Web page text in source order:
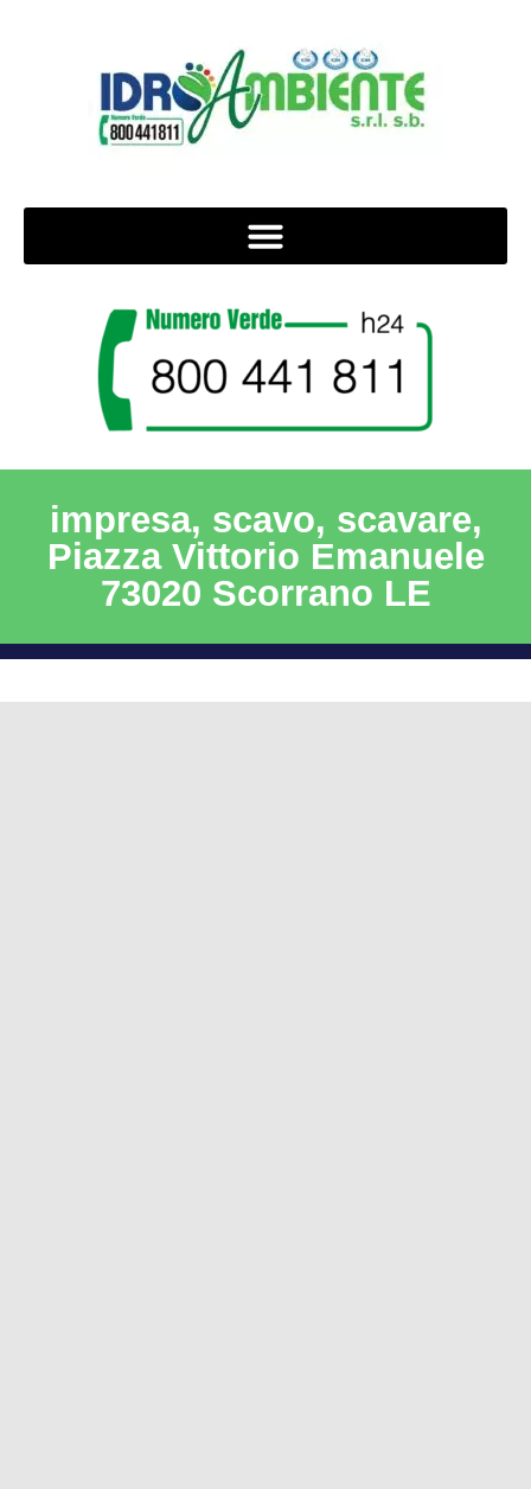
impresa, scavo, scavare,
Piazza Vittorio Emanuele
73020 Scorrano LE